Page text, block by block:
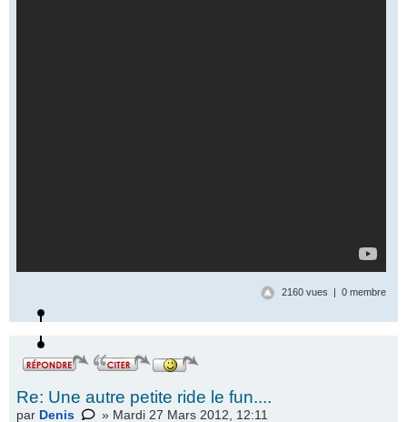
2160 vues | 0 membre
Re: Une autre petite ride le fun....
par Denis » Mardi 27 Mars 2012, 12:11